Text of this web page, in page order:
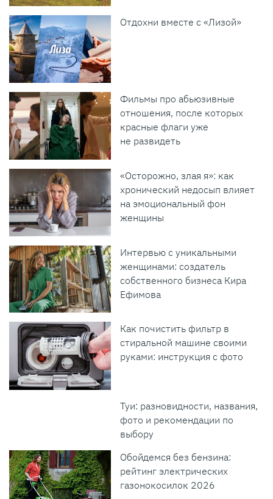
Отдохни вместе с «Лизой»
Фильмы про абьюзивные
отношения, после которых
красные флаги уже
не развидеть
«Осторожно, злая я»: как
хронический недосып влияет
на эмоциональный фон
женщины
Интервью с уникальными
женщинами: создатель
собственного бизнеса Кира
Ефимова
Как почистить фильтр в
стиральной машине своими
руками: инструкция с фото
Туи: разновидности, названия,
фото и рекомендации по
выбору
Обойдемся без бензина:
рейтинг электрических
газонокосилок 2026